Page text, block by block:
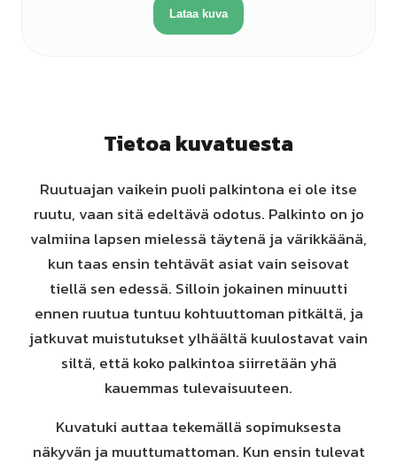
Lataa kuva
Tietoa kuvatuesta
Ruutuajan vaikein puoli palkintona ei ole itse
ruutu, vaan sitä edeltävä odotus. Palkinto on jo
valmiina lapsen mielessä täytenä ja värikkäänä,
kun taas ensin tehtävät asiat vain seisovat
tiellä sen edessä. Silloin jokainen minuutti
ennen ruutua tuntuu kohtuuttoman pitkältä, ja
jatkuvat muistutukset ylhäältä kuulostavat vain
siltä, että koko palkintoa siirretään yhä
kauemmas tulevaisuuteen.
Kuvatuki auttaa tekemällä sopimuksesta
näkyvän ja muuttumattoman. Kun ensin tulevat